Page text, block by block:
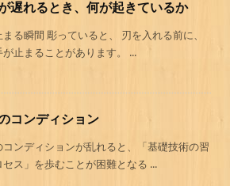
遅れるとき、何が起きているか
る瞬間 彫っていると、 刃を入れる前に、
止まることがあります。 ...
コンディション
コンディションが乱れると、「基礎技術の習
セス」を歩むことが困難となる ...